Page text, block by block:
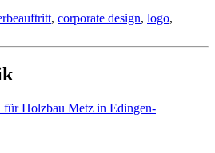
, corporate design, logo,